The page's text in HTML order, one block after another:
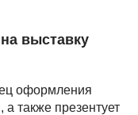
выставку
оформления
также презентует